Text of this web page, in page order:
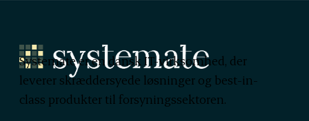
Systemate er en dansk IT-virksomhed, der
leverer skræddersyede løsninger og best-in-
class produkter til forsyningssektoren.